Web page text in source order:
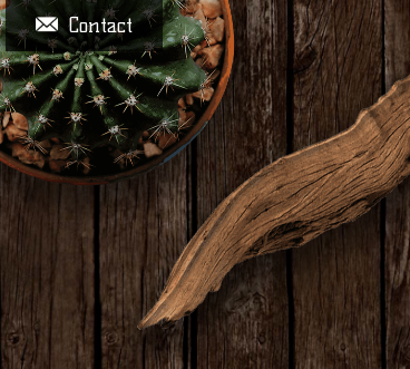
Contact